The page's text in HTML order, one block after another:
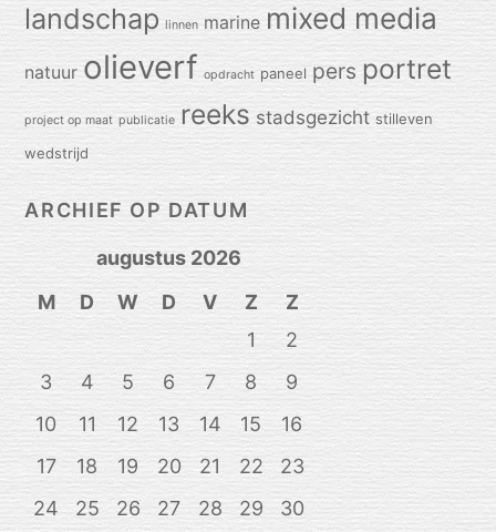
landschap linnen marine mixed media
natuur olieverf opdracht paneel pers portret
project op maat publicatie reeks stadsgezicht stilleven
wedstrijd
ARCHIEF OP DATUM
augustus 2026
M
D W D V Z
Z
1
2
3
4 5 6 7 8
9
10
11 12 13 14 15
16
17
18 19 20 21 22
23
24
25 26 27 28 29 30